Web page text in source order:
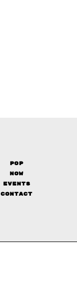
Pop
Now
Events
Contact